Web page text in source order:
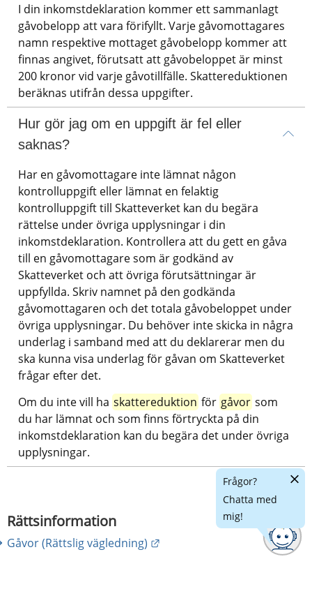
I din inkomstdeklaration kommer ett sammanlagt
gåvobelopp att vara förifyllt. Varje gåvomottagares
namn respektive mottaget gåvobelopp kommer att
finnas angivet, förutsatt att gåvobeloppet är minst
200 kronor vid varje gåvotillfälle. Skattereduktionen
beräknas utifrån dessa uppgifter.
Hur gör jag om en uppgift är fel eller
saknas?
Har en gåvomottagare inte lämnat någon
kontrolluppgift eller lämnat en felaktig
kontrolluppgift till Skatteverket kan du begära
rättelse under övriga upplysningar i din
inkomstdeklaration. Kontrollera att du gett en gåva
till en gåvomottagare som är godkänd av
Skatteverket och att övriga förutsättningar är
uppfyllda. Skriv namnet på den godkända
gåvomottagaren och det totala gåvobeloppet under
övriga upplysningar. Du behöver inte skicka in några
underlag i samband med att du deklarerar men du
ska kunna visa underlag för gåvan om Skatteverket
frågar efter det.
Om du inte vill ha skattereduktion för gåvor som
du har lämnat och som finns förtryckta på din
inkomstdeklaration kan du begära det under övriga
upplysningar.
Rättsinformation
Gåvor (Rättslig vägledning) Länk till annan webbplats.
Frågor?
Chatta med
mig!
Dölj